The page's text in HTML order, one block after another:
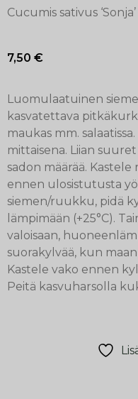
Cucumis sativus ‘Sonja’
7,50 €
Luomulaatuinen
kasvatettava
maukas mm.
mittaisena. Liian
sadon määrää. Kastele
ennen ulosistutusta
siemen/ruukku, pidä
lämpimään (+25°C).
valoisaan,
suorakylvää, kun maan
Kastele vako ennen
Peitä kasvuharsolla